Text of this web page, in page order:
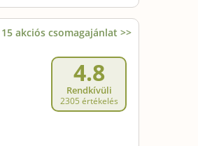
15 akciós csomagajánlat >>
4.8
Rendkívüli
2305 értékelés